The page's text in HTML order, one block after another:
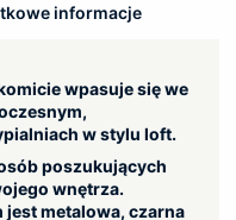
informacje
wpasuje się we
w stylu loft.
poszukujących
wnętrza.
metalowa, czarna